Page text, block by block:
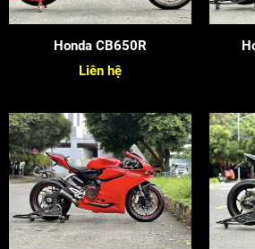
Honda CB650R
Liên hệ